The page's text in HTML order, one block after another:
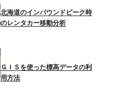
北海道のインバウンドピーク時
のレンタカー移動分析
ＧＩＳを使った標高データの利
用方法